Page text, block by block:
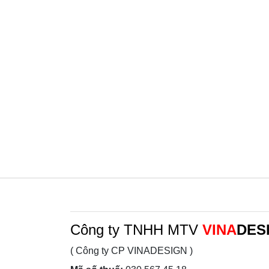
Công ty TNHH MTV VINA
( Công ty CP VINADESIGN )